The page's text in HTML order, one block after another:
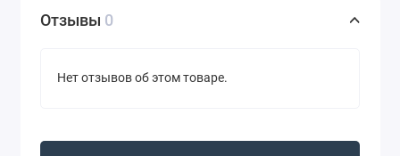
Отзывы 0
Нет отзывов об этом товаре.